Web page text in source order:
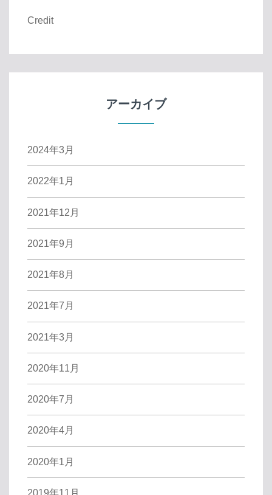
Credit
アーカイブ
2024年3月
2022年1月
2021年12月
2021年9月
2021年8月
2021年7月
2021年3月
2020年11月
2020年7月
2020年4月
2020年1月
2019年11月